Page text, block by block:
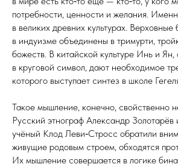
потребности, ценности и желания.
в великих древних культурах. Верховные
в индуизме объединены в тримурти,
божеств. В китайской культуре Инь и
в круговой символ, дают необходимое
которого выступает синтез в школе
Такое мышление, конечно, свойственно
Русский этнограф Александр Золотарёв
учёный Клод Леви‑Стросс обратили
живущие родовым строем, обходятся
Их мышление совершается в логике